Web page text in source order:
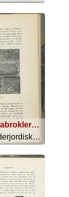
Fig. 14. Jurabroklerssten
Fra Det Underjordiske København - 1906